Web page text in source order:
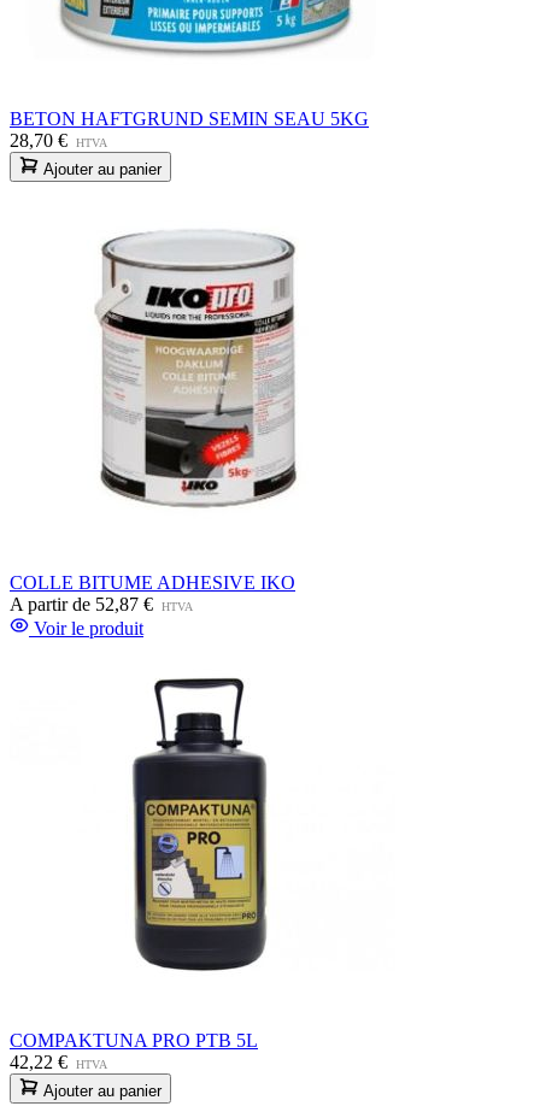
BETON HAFTGRUND SEMIN SEAU 5KG
28,70 €
HTVA
Ajouter au panier
COLLE BITUME ADHESIVE IKO
A partir de 52,87 € HTVA
Voir le produit
COMPAKTUNA PRO PTB 5L
42,22 €
HTVA
Ajouter au panier